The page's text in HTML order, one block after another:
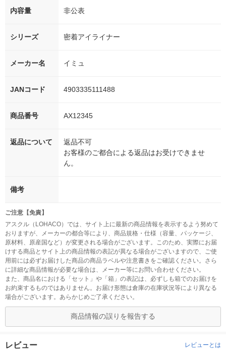
内容量 非公表
シリーズ 密着アイライナー
メーカー名 イミュ
JANコード 4903335111488
商品番号 AX12345
返品について
返品不可
お客様のご都合による返品はお受けできませ
ん。
備考
ご注意【免責】
アスクル（LOHACO）では、サイト上に最新の商品情報を表示するよう努めて
おりますが、メーカーの都合等により、商品規格・仕様（容量、パッケージ、
原材料、原産国など）が変更される場合がございます。このため、実際にお届
けする商品とサイト上の商品情報の表記が異なる場合がございますので、ご使
用前には必ずお届けした商品の商品ラベルや注意書きをご確認ください。さら
に詳細な商品情報が必要な場合は、メーカー等にお問い合わせください。
また、商品名における「セット」や「箱」の表記は、必ずしも箱でのお届けを
お約束するものではありません。お届け形態は倉庫の在庫状況等により異なる
場合がございます。あらかじめご了承ください。
商品情報の誤りを報告する
レビュー レビューとは